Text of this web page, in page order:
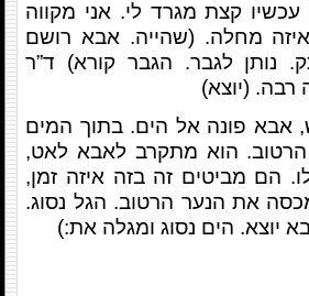
קצת מגרד לי. אני מקווה
מחלה. (שהייה. אבא רושם
נותן לגבר. הגבר קורא) ד”ר
רבה. (יוצא)
אבא פונה אל הים. בתוך המים
הוא מתקרב לאבא לאט,
הם מביטים זה בזה איזה זמן,
את הנער הרטוב. הגל נסוג.
יוצא. הים נסוג ומגלה את:)